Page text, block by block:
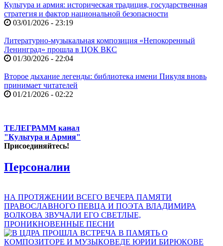
Культура и армия: историческая традиция, государственная
стратегия и фактор национальной безопасности
03/01/2026 - 23:19
Литературно-музыкальная композиция «Непокоренный
Ленинград» прошла в ЦОК ВКС
01/30/2026 - 22:04
Второе дыхание легенды: библиотека имени Пикуля вновь
принимает читателей
01/21/2026 - 02:22
ТЕЛЕГРАММ канал
"Культура и Армия"
Присоединяйтесь!
Персоналии
НА ПРОТЯЖЕНИИ ВСЕГО ВЕЧЕРА ПАМЯТИ
ПРАВОСЛАВНОГО ПЕВЦА И ПОЭТА ВЛАДИМИРА
ВОЛКОВА ЗВУЧАЛИ ЕГО СВЕТЛЫЕ,
ПРОНИКНОВЕННЫЕ ПЕСНИ